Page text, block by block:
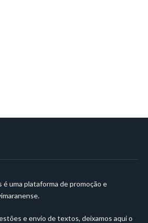
é uma plataforma de promoção e
e envio de textos, deixamos aqui o